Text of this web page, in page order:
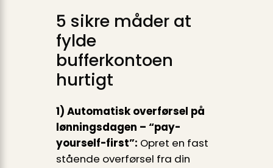
5 sikre måder at
fylde
bufferkontoen
hurtigt
1) Automatisk overførsel på
lønningsdagen – “pay-
yourself-first”: Opret en fast
stående overførsel fra din